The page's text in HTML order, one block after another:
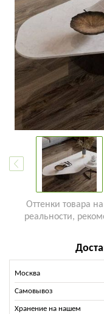
Оттенки товара
реальности,
Москва
Самовывоз
Хранение на нашем